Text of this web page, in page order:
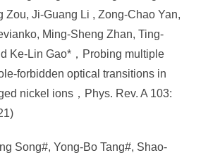
Zou, Ji-Guang Li , Zong-Chao Yan,
Ming-Sheng Zhan, Ting-
Ke-Lin Gao*，Probing multiple
forbidden optical transitions in
nickel ions，Phys. Rev. A 103:
Song#, Yong-Bo Tang#, Shao-